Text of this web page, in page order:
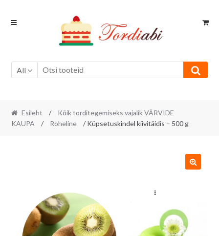
Skip
Skip
All
Esileht /
Kõik torditegemiseks vajalik VÄRVIDE
KAUPA
/ Roheline / Küpsetuskindel kiivitäidis – 500 g